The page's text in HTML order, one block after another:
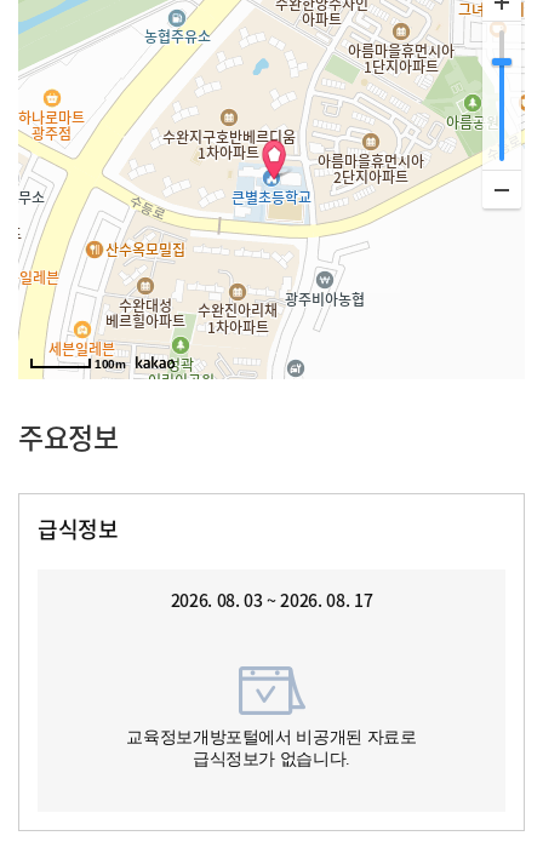
100m
주요정보
급식정보
2026. 08. 03 ~ 2026. 08. 17
교육정보개방포털에서 비공개된 자료로
급식정보가 없습니다.